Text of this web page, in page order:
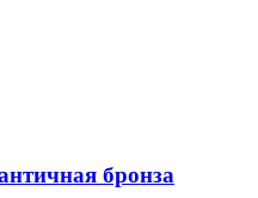
бронза